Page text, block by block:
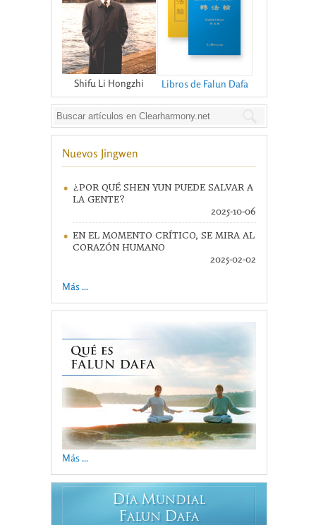
Shifu Li Hongzhi Libros de Falun Dafa
Nuevos Jingwen
¿POR QUÉ SHEN YUN PUEDE SALVAR A
LA GENTE?
2025-10-06
EN EL MOMENTO CRÍTICO, SE MIRA AL
CORAZÓN HUMANO
2025-02-02
Más ...
Más ...
DÍA MUNDIAL
FALUN DAFA